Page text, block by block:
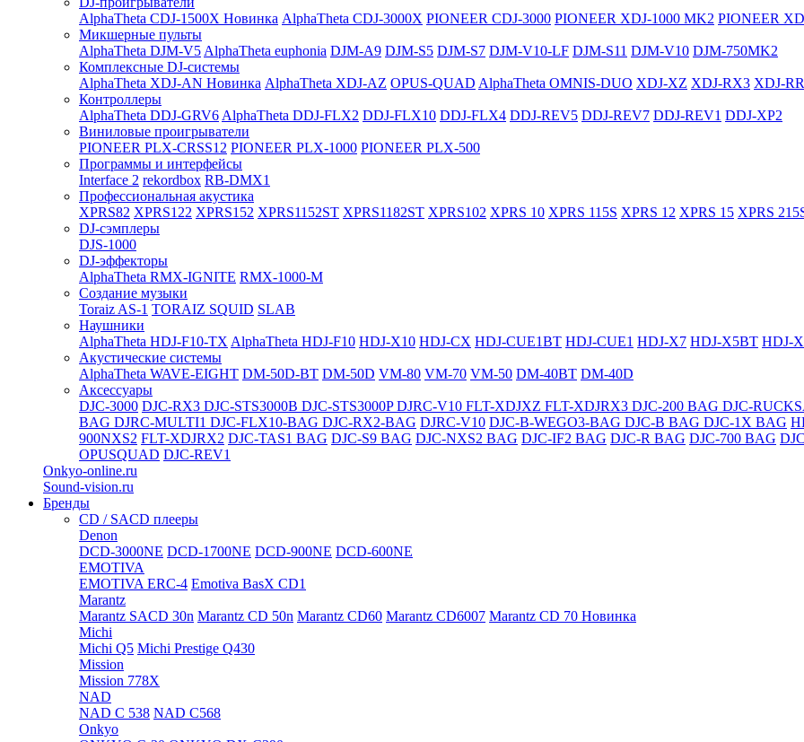
AlphaTheta CDJ-1500X Новинка AlphaTheta CDJ-3000X PIONEER CDJ-3000 PIONEER XDJ-1000 MK2 PIONEER
Микшерные пульты
AlphaTheta DJM-V5 AlphaTheta euphonia DJM-A9 DJM-S5 DJM-S7 DJM-V10-LF DJM-S11 DJM-V10 DJM-750MK2
Комплексные DJ-системы
AlphaTheta XDJ-AN Новинка AlphaTheta XDJ-AZ OPUS-QUAD AlphaTheta OMNIS-DUO XDJ-XZ XDJ-RX3 XDJ-RR
Контроллеры
AlphaTheta DDJ-GRV6 AlphaTheta DDJ-FLX2 DDJ-FLX10 DDJ-FLX4 DDJ-REV5 DDJ-REV7 DDJ-REV1 DDJ-XP2
Виниловые проигрыватели
PIONEER PLX-CRSS12 PIONEER PLX-1000 PIONEER PLX-500
Программы и интерфейсы
Interface 2 rekordbox RB-DMX1
Профессиональная акустика
XPRS82 XPRS122 XPRS152 XPRS1152ST XPRS1182ST XPRS102 XPRS 10 XPRS 115S XPRS 12 XPRS 15 XPRS
DJ-сэмплеры
DJS-1000
DJ-эффекторы
AlphaTheta RMX-IGNITE RMX-1000-M
Создание музыки
Toraiz AS-1 TORAIZ SQUID SLAB
Наушники
AlphaTheta HDJ-F10-TX AlphaTheta HDJ-F10 HDJ-X10 HDJ-CX HDJ-CUE1BT HDJ-CUE1 HDJ-X7 HDJ-X5BT HDJ-
Акустические системы
AlphaTheta WAVE-EIGHT DM-50D-BT DM-50D VM-80 VM-70 VM-50 DM-40BT DM-40D
Аксессуары
DJC-3000 DJC-RX3 DJC-STS3000B DJC-STS3000PDJRC-V10 FLT-XDJXZ FLT-XDJRX3 DJC-200 BAG DJC-
BAG DJRC-MULTI1 DJC-FLX10-BAG DJC-RX2-BAG DJRC-V10 DJC-B-WEGO3-BAG DJC-B BAG DJC-1X BAG
900NXS2 FLT-XDJRX2 DJC-TAS1 BAG DJC-S9 BAG DJC-NXS2 BAG DJC-IF2 BAG DJC-R BAG DJC-700 BAG
OPUSQUAD DJC-REV1
Onkyo-online.ru
Sound-vision.ru
Бренды
CD / SACD плееры
Denon
DCD-3000NE DCD-1700NE DCD-900NE DCD-600NE
EMOTIVA
EMOTIVA ERC-4 Emotiva BasX CD1
Marantz
Marantz SACD 30n Marantz CD 50n Marantz CD60 Marantz CD6007 Marantz CD 70 Новинка
Michi
Michi Q5 Michi Prestige Q430
Mission
Mission 778X
NAD
NAD C 538 NAD C568
Onkyo